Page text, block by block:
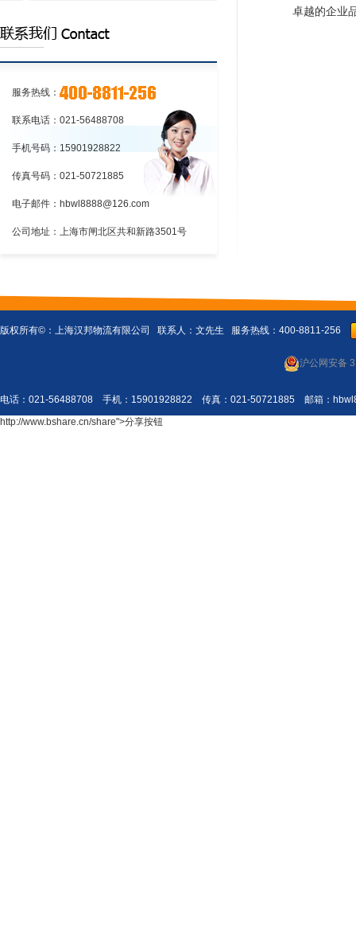
24小时服务热线400-8...
行包快运_汉邦运输公司，一站式上海到
喀什直达专线物流，24小时服务热线
400-8811-256...
服务热线：
联系电话：021-56488708
手机号码：15901928822
传真号码：021-50721885
电子邮件：hbwl8888@126.com
公司地址：上海市闸北区共和新路3501号
卓越的企业
版权所有©： 上海汉邦物流有限公司 联系人：文先生 服务热线：400-8811-256
沪公网安备
电话：021-56488708 手机：15901928822 传真：021-50721885 邮箱：
http://www.bshare.cn/share">分享按钮